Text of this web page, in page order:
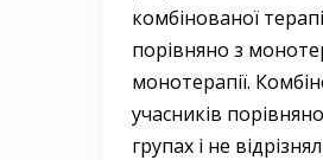
комбінованої
порівняно з
монотерапії.
учасників
групах і не